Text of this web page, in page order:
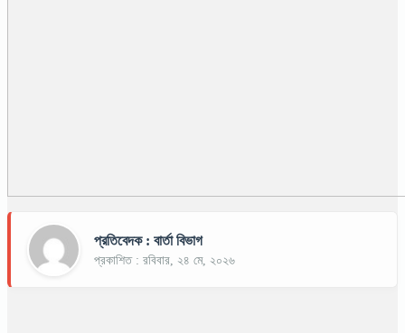
প্রতিবেদক : বার্তা বিভাগ
প্রকাশিত : রবিবার, ২৪ মে, ২০২৬